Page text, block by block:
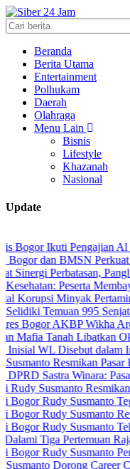
Beranda
Berita Utama
Entertainment
Polhukam
Daerah
Olahraga
Menu Lain
Bisnis
Lifestyle
Khazanah
Nasional
Update
Pengajian Al Qalam,
BMSN Perkuat
Panglima 9
Peserta Membayar di
Minyak Pertamina
995 Senjata di
Wikha Ardilestanto
Libatkan Oknum
Disebut dalam Informasi
Pasar Hewan
Winara: Pasar Hewan
Resmikan Pasar
Susmanto Tegaskan
Susmanto Revitalisasi
Susmanto Tekankan
Pertemuan Raja Juli,
Susmanto Percepat
Career Center